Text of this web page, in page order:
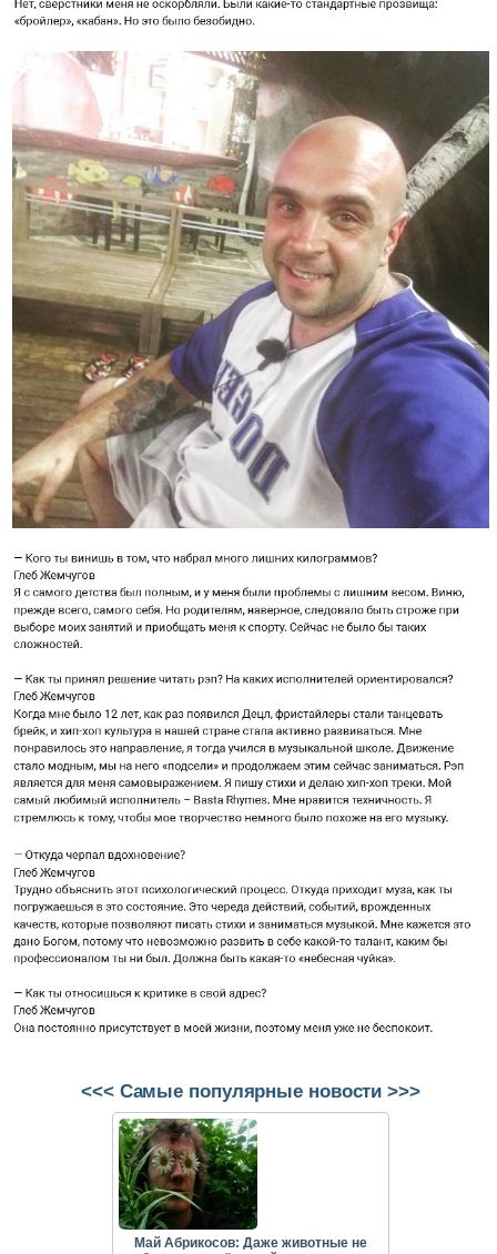
<<< Самые популярные новости >>>
Май Абрикосов: Даже животные не